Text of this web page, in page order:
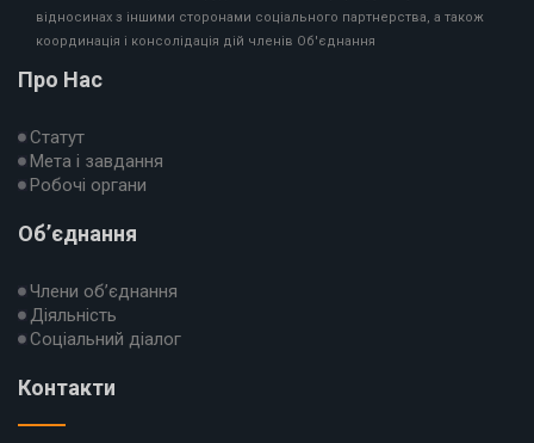
відносинах з іншими сторонами соціального партнерства, а також
координація і консолідація дій членів Об'єднання
Про Нас
Статут
Мета і завдання
Робочі органи
Об’єднання
Члени об’єднання
Діяльність
Соціальний діалог
Контакти